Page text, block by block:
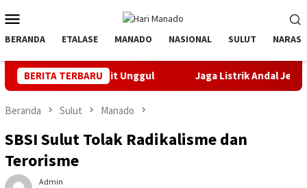
ke
kontenMobile
BERANDA ETALASE MANADO NASIONAL SULUT NARASI
BERITA TERBARU
Bibit Unggul Jaga Listrik Andal Jelang HUT ke-81 RI,
Beranda Sulut Manado
SBSI Sulut Tolak Radikalisme dan
Terorisme
Admin